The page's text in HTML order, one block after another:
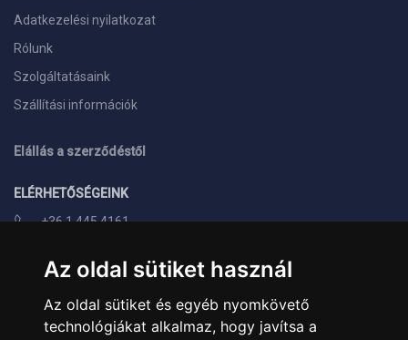
Az oldal sütiket használ
Az oldal sütiket és egyéb nyomkövető
technológiákat alkalmaz, hogy javítsa a
Adatkezelési nyilatkozat
Rólunk
Szolgáltatásaink
Szállítási információk
Elállás a szerződéstől
ELÉRHETŐSÉGEINK
+36 1 445 4161
info@landcomputer.hu
1148 Budapest, Nagy Lajos király útja 24.
Nyitvatartás és kapcsolat